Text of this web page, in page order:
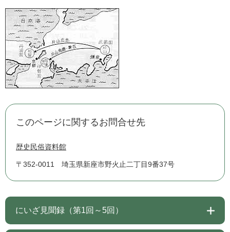
このページに関するお問合せ先
歴史民俗資料館
〒352-0011 埼玉県新座市野火止二丁目9番37号
にいざ見聞録（第1回～5回）